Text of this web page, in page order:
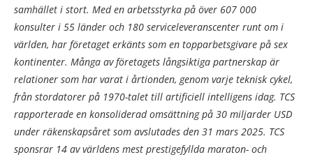
samhället i stort. Med en arbetsstyrka på över 607 000
konsulter i 55 länder och 180 serviceleveranscenter runt om i
världen, har företaget erkänts som en topparbetsgivare på sex
kontinenter. Många av företagets långsiktiga partnerskap är
relationer som har varat i årtionden, genom varje teknisk cykel,
från stordatorer på 1970-talet till artificiell intelligens idag. TCS
rapporterade en konsoliderad omsättning på 30 miljarder USD
under räkenskapsåret som avslutades den 31 mars 2025. TCS
sponsrar 14 av världens mest prestigefyllda maraton- och